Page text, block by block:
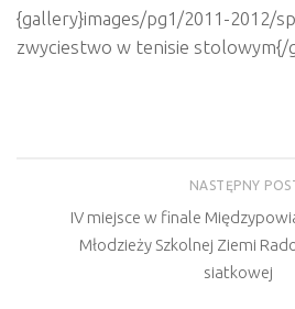
{gallery}images/pg1/2011-2012/
zwyciestwo w tenisie stolowym{/
NASTĘPNY
IV miejsce w finale
Młodzieży Szkolnej Ziemi
siatkowej